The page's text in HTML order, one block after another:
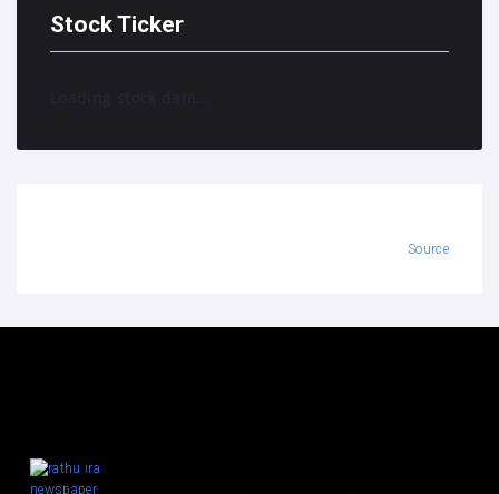
Stock Ticker
Loading stock data...
Source